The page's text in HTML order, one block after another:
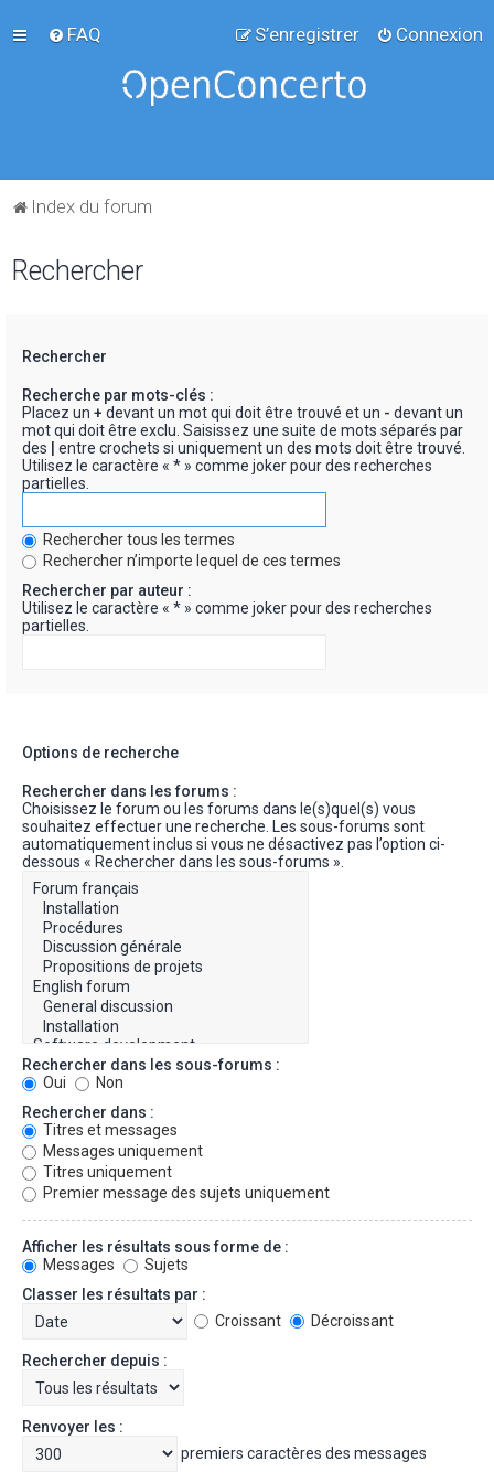
FAQ Connexion
S’enregistrer
Index du forum
Rechercher
Rechercher
Recherche par mots-clés :
Placez un + devant un mot qui doit être trouvé et un - devant un
mot qui doit être exclu. Saisissez une suite de mots séparés par
des
entre crochets si uniquement un des mots doit être trouvé.
Utilisez le caractère « * » comme joker pour des recherches
partielles.
Rechercher tous les termes
Rechercher n’importe lequel de ces termes
Rechercher par auteur :
Utilisez le caractère « * » comme joker pour des recherches
partielles.
Options de recherche
Rechercher dans les forums :
Choisissez le forum ou les forums dans le(s)quel(s) vous
souhaitez effectuer une recherche. Les sous-forums sont
automatiquement inclus si vous ne désactivez pas l’option ci-
dessous « Rechercher dans les sous-forums ».
Rechercher dans les sous-forums :
Oui
Non
Rechercher dans :
Titres et messages
Messages uniquement
Titres uniquement
Premier message des sujets uniquement
Afficher les résultats sous forme de :
Messages
Sujets
Classer les résultats par :
Croissant
Décroissant
Rechercher depuis :
Renvoyer les :
premiers caractères des messages